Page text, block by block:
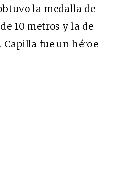
la medalla de
10 metros y la de
fue un héroe